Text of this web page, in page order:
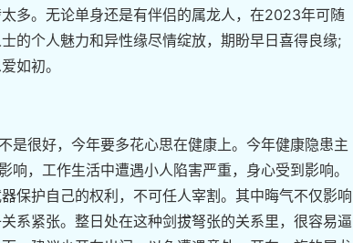
多。无论单身还是有伴侣的属龙人，在2023年可随
的个人魅力和异性缘尽情绽放，期盼早日喜得良缘;
如初。
很好，今年要多花心思在健康上。今年健康隐患主
，工作生活中遭遇小人陷害严重，身心受到影响。
保护自己的权利，不可任人宰割。其中晦气不仅影响
系紧张。整日处在这种剑拔弩张的关系里，很容易逼